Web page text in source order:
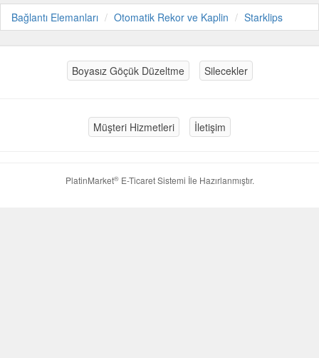
Bağlantı Elemanları Otomatik Rekor ve Kaplin Starklips
Boyasız Göçük Düzeltme Silecekler
Müşteri Hizmetleri İletişim
PlatinMarket®E-Ticaret Sistemi İle Hazırlanmıştır.